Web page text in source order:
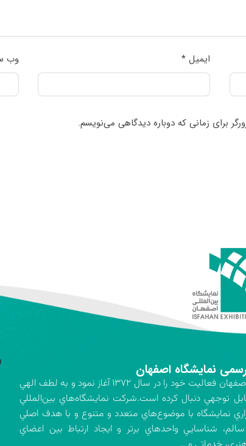
ایمیل * وب‌
برای زمانی که دوباره دیدگاهی می‌نویسم.
نمایشگاه اصفهان
شركت نمايشگاه‌هاي بين‌المللي استان اصفهان فعاليت خود را در سال ۱۳۷۲ آغاز نمود و به لطف الهي
توجهي دنبال كرده است.شركت نمايشگاه‌هاي بين‌المللي
نمايشگاه با موضوع‌هاي متعدد و متنوع و با هدف اصلي
شناسايي واحدهاي برتر و ايجاد ارتباط بين اعضاي